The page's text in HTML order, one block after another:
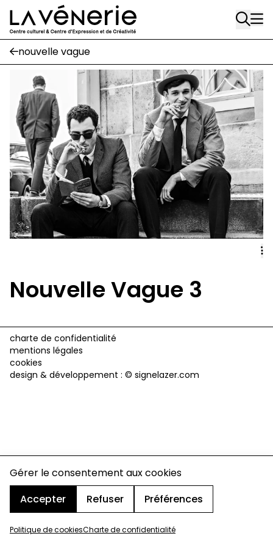
Gérer le consentement aux cookies
Accepter
Refuser Préférences
Politique de cookiesCharte de confidentialité
Aller au contenu principal
Rue Gratès, 3
1170 Watermael-Boitsfort
02 663 85 50
Écuries
Place Gilson, 3
1170 Watermael-Boitsfort
02 663 85 50
suivez-nous
Journal Vénerie- version papier
Newsletter
nouvelle vague
Nouvelle Vague 3
charte de confidentialité
mentions légales
cookies
design & développement : © signelazer.com